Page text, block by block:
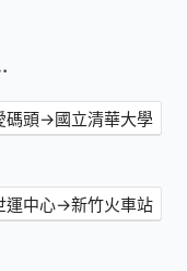
碼頭→國立清華大學
運中心→新竹火車站